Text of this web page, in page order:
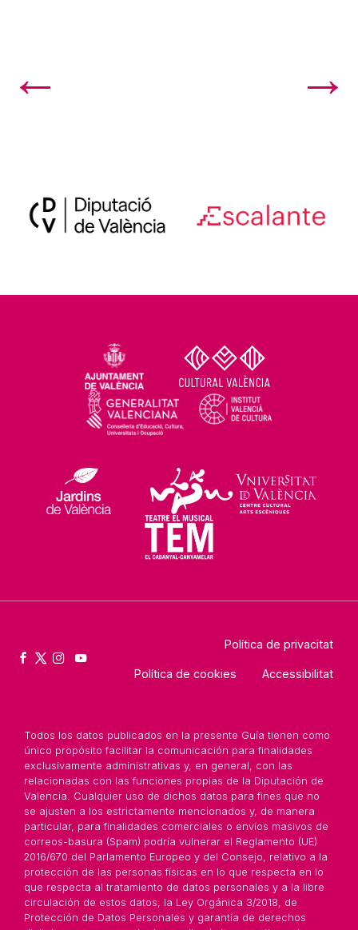
← →
Política de privacitat
Política de cookies Accessibilitat
Todos los datos publicados en la presente Guía tienen como
único propósito facilitar la comunicación para finalidades
exclusivamente administrativas y, en general, con las
relacionadas con las funciones propias de la Diputación de
Valencia. Cualquier uso de dichos datos para fines que no
se ajusten a los estrictamente mencionados y, de manera
particular, para finalidades comerciales o envíos masivos de
correos-basura (Spam) podría vulnerar el Reglamento (UE)
2016/670 del Parlamento Europeo y del Consejo, relativo a la
protección de las personas físicas en lo que respecta en lo
que respecta al tratamiento de datos personales y a la libre
circulación de estos datos, la Ley Orgánica 3/2018, de
Protección de Datos Personales y garantía de derechos